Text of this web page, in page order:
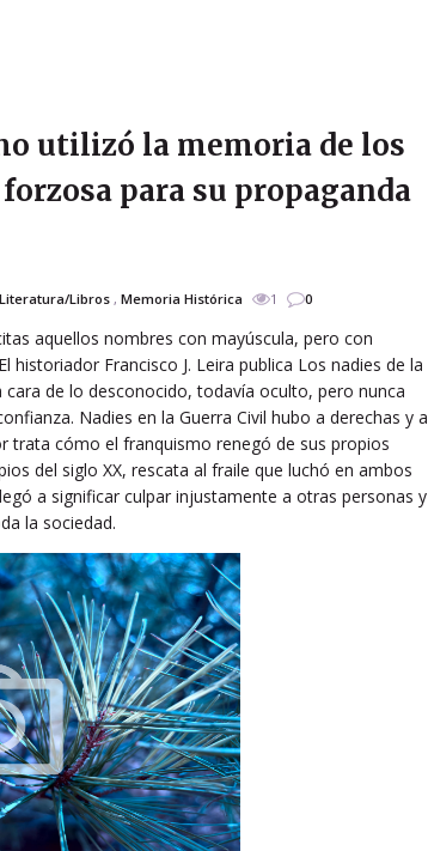
utilizó la memoria de los
para su propaganda
Literatura/Libros, Memoria Histórica 1 0
aquellos nombres con mayúscula, pero con
Francisco J. Leira publica Los nadies de la
de lo desconocido, todavía oculto, pero nunca
Nadies en la Guerra Civil hubo a derechas y a
trata cómo el franquismo renegó de sus propios
del siglo XX, rescata al fraile que luchó en ambos
a significar culpar injustamente a otras personas y
la sociedad.